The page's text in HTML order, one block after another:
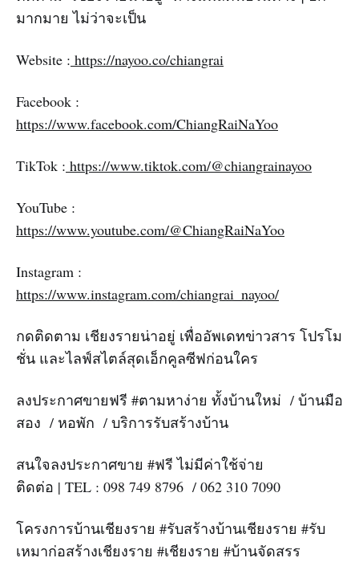
มากมาย ไม่ว่าจะเป็น
Website : https://nayoo.co/chiangrai
Facebook :
https://www.facebook.com/ChiangRaiNaYoo
TikTok : https://www.tiktok.com/@chiangrainayoo
YouTube :
https://www.youtube.com/@ChiangRaiNaYoo
Instagram :
https://www.instagram.com/chiangrai_nayoo/
กดติดตาม เชียงรายน่าอยู่ เพื่ออัพเดทข่าวสาร โปรโม
ชั่น และไลฟ์สไตล์สุดเอ็กคูลซีฟก่อนใคร
ลงประกาศขายฟรี #ตามหาง่าย ทั้งบ้านใหม่ / บ้านมือ
สอง / หอพัก / บริการรับสร้างบ้าน
สนใจลงประกาศขาย #ฟรี ไม่มีค่าใช้จ่าย
ติดต่อ | TEL : 098 749 8796 / 062 310 7090
โครงการบ้านเชียงราย #รับสร้างบ้านเชียงราย #รับ
เหมาก่อสร้างเชียงราย #เชียงราย #บ้านจัดสรร